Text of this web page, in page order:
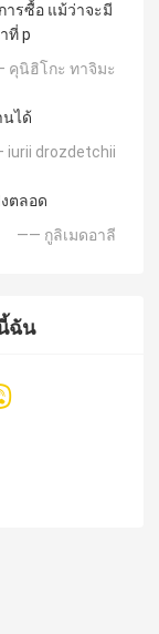
ารซื้อ แม้ว่าจะมี
ที่ p
คุนิฮิโกะ ทาจิมะ
นได้
iurii drozdetchii
ตลอด
—— กูลิเมดอาลี
ฉัน